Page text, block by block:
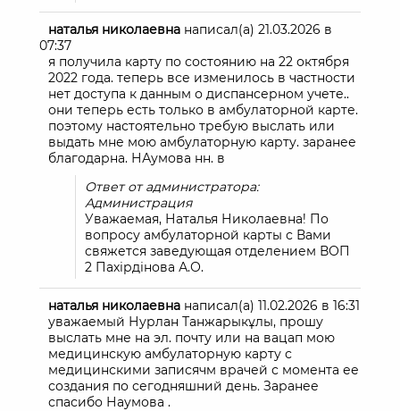
наталья николаевна написал(а) 21.03.2026 в
07:37
я получила карту по состоянию на 22 октября
2022 года. теперь все изменилось в частности
нет доступа к данным о диспансерном учете..
они теперь есть только в амбулаторной карте.
поэтому настоятельно требую выслать или
выдать мне мою амбулаторную карту. заранее
благодарна. НАумова нн. в
Ответ от администратора:
Администрация
Уважаемая, Наталья Николаевна! По
вопросу амбулаторной карты с Вами
свяжется заведующая отделением ВОП
2 Пахірдінова А.О.
наталья николаевна написал(а) 11.02.2026 в 16:31
уважаемый Нурлан Танжарыкұлы, прошу
выслать мне на эл. почту или на вацап мою
медицинскую амбулаторную карту с
медицинскими записячм врачей с момента ее
создания по сегодняшний день. Заранее
спасибо Наумова .